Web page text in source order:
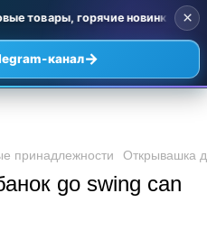
товары, горячие новинки и
канал→
×
принадлежности Открывашка
go swing can